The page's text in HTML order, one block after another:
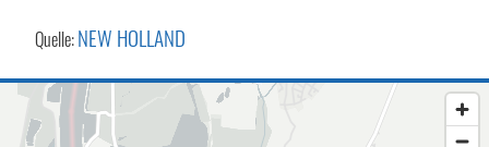
Quelle:NEW HOLLAND